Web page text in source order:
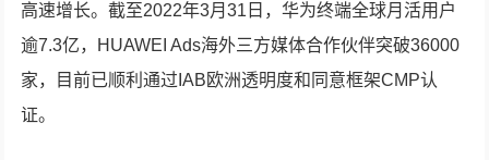
高速增长。截至2022年3月31日，华为终端全球月活用户
逾7.3亿，HUAWEI Ads海外三方媒体合作伙伴突破36000
家，目前已顺利通过IAB欧洲透明度和同意框架CMP认
证。